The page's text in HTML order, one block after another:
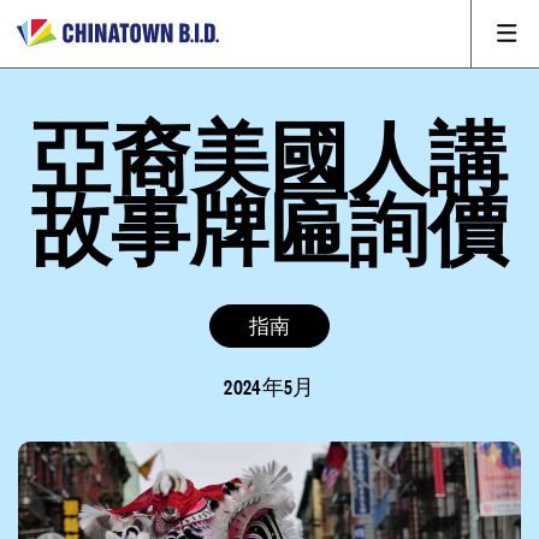
亞裔美國人講
故事牌匾詢價
指南
2024年5月